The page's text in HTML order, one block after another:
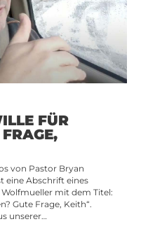
FÜR
von Pastor Bryan
eine Abschrift eines
mit dem Titel:
Gute Frage, Keith“.
unserer…